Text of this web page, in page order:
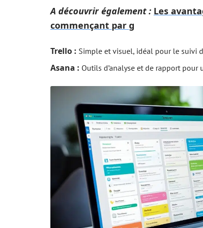
A découvrir également : Les
commençant par g
Trello : Simple et visuel, idéal pour le suivi
Asana : Outils d’analyse et de rapport